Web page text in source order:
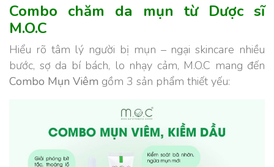
Combo chăm da mụn từ Dược sĩ
M.O.C
Hiểu rõ tâm lý người bị mụn – ngại skincare nhiều
bước, sợ da bí bách, lo nhạy cảm, M.O.C mang đến
Combo Mụn Viêm gồm 3 sản phẩm thiết yếu: